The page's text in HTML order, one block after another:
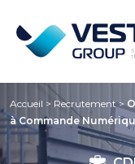
Accueil > Recrutement >
à Commande